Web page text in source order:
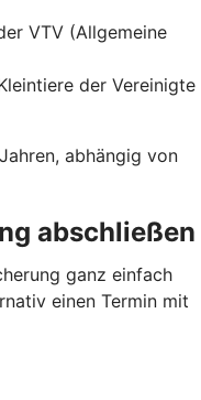
VTV (Allgemeine
der Vereinigte
abhängig von
abschließen
ganz einfach
einen Termin mit